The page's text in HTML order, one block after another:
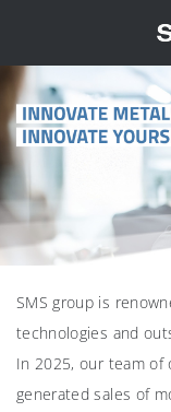
SMS group is
technologies and
In 2025, our team of
generated sales of